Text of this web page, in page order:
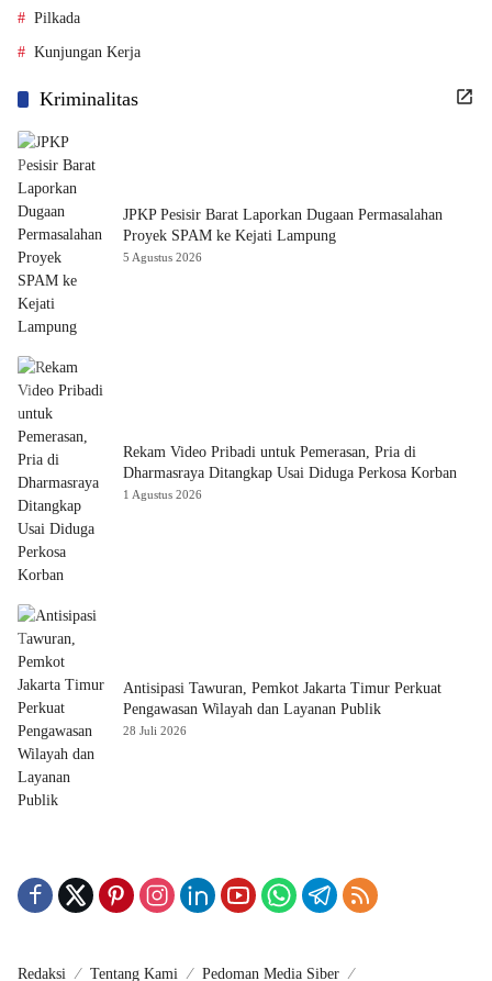
Pilkada
Kunjungan Kerja
Kriminalitas
JPKP Pesisir Barat Laporkan Dugaan Permasalahan
Proyek SPAM ke Kejati Lampung
5 Agustus 2026
Rekam Video Pribadi untuk Pemerasan, Pria di
Dharmasraya Ditangkap Usai Diduga Perkosa Korban
1 Agustus 2026
Antisipasi Tawuran, Pemkot Jakarta Timur Perkuat
Pengawasan Wilayah dan Layanan Publik
28 Juli 2026
Redaksi Tentang Kami Pedoman Media Siber